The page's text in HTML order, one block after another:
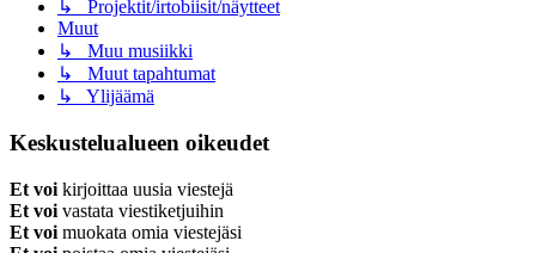
↳ Projektit/irtobiisit/näytteet
Muut
↳ Muu musiikki
↳ Muut tapahtumat
↳ Ylijäämä
Keskustelualueen oikeudet
Et voi kirjoittaa uusia viestejä
Et voi vastata viestiketjuihin
Et voi muokata omia viestejäsi